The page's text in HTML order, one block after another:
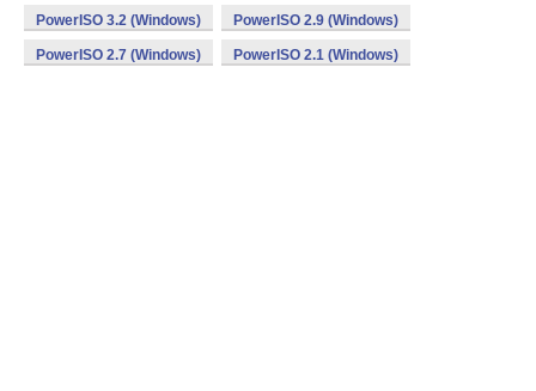
PowerISO 3.2 (Windows) PowerISO 2.9 (Windows)
PowerISO 2.7 (Windows) PowerISO 2.1 (Windows)